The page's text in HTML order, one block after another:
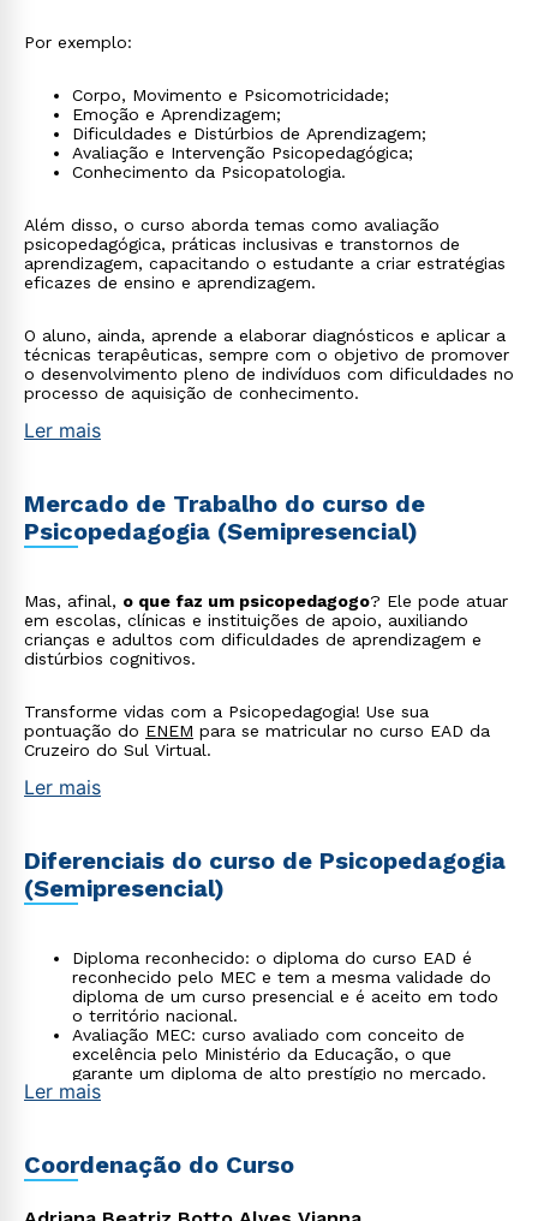
Por exemplo:
Corpo, Movimento e Psicomotricidade;
Emoção e Aprendizagem;
Dificuldades e Distúrbios de Aprendizagem;
Avaliação e Intervenção Psicopedagógica;
Conhecimento da Psicopatologia.
Além disso, o curso aborda temas como avaliação
psicopedagógica, práticas inclusivas e transtornos de
aprendizagem, capacitando o estudante a criar estratégias
eficazes de ensino e aprendizagem.
O aluno, ainda, aprende a elaborar diagnósticos e aplicar a
técnicas terapêuticas, sempre com o objetivo de promover
o desenvolvimento pleno de indivíduos com dificuldades no
processo de aquisição de conhecimento.
Ler mais
Mercado de Trabalho do curso de
Psicopedagogia (Semipresencial)
Mas, afinal, o que faz um psicopedagogo? Ele pode atuar
em escolas, clínicas e instituições de apoio, auxiliando
crianças e adultos com dificuldades de aprendizagem e
distúrbios cognitivos.
Transforme vidas com a Psicopedagogia! Use sua
pontuação do ENEM para se matricular no curso EAD da
Cruzeiro do Sul Virtual.
Ler mais
Diferenciais do curso de Psicopedagogia
(Semipresencial)
Diploma reconhecido: o diploma do curso EAD é
reconhecido pelo MEC e tem a mesma validade do
diploma de um curso presencial e é aceito em todo
o território nacional.
Avaliação MEC: curso avaliado com conceito de
excelência pelo Ministério da Educação, o que
garante um diploma de alto prestígio no mercado.
Flexibilidade total: A estrutura semipresencial permite
Currículo moderno: grade curricular atualizada que
acompanhamento de carreira (PAC) e articulação
Ler mais
Coordenação do Curso